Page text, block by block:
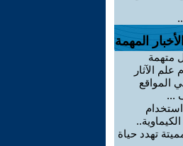
المهمة
متهمة
علم الآثار
المواقع
...
تهدد حياة